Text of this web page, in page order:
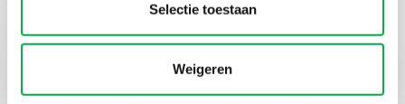
Selectie toestaan
Weigeren